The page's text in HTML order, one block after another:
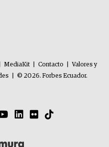
MediaKit Contacto
Valores y
© 2026. Forbes Ecuador.